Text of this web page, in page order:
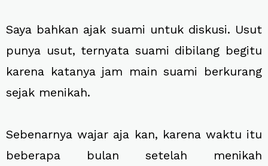
Saya bahkan ajak suami untuk diskusi. Usut
punya usut, ternyata suami dibilang begitu
karena katanya jam main suami berkurang
sejak menikah.
Sebenarnya wajar aja kan, karena waktu itu
beberapa bulan setelah menikah